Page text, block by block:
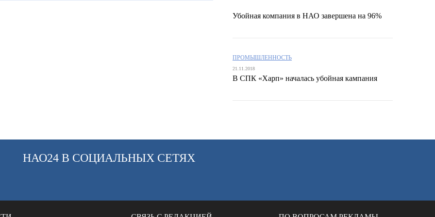
Убойная компания в НАО завершена на 96%
ПРОМЫШЛЕННОСТЬ
21.11.2018
В СПК «Харп» началась убойная кампания
НАО24 В СОЦИАЛЬНЫХ СЕТЯХ